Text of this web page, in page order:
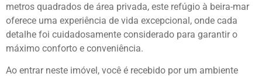
metros quadrados de área privada, este refúgio à beira-mar
oferece uma experiência de vida excepcional, onde cada
detalhe foi cuidadosamente considerado para garantir o
máximo conforto e conveniência.
Ao entrar neste imóvel, você é recebido por um ambiente